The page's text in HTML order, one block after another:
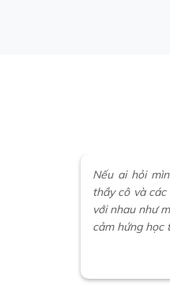
Nếu ai hỏi
thầy cô và
với nhau như
cảm hứng học